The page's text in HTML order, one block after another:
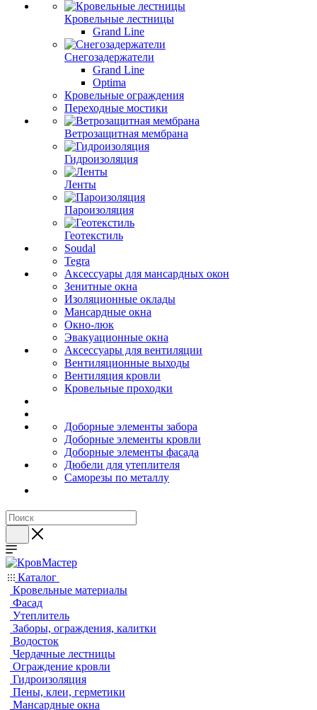
Кровельные лестницы
Grand Line
Снегозадержатели
Grand Line
Optima
Кровельные ограждения
Переходные мостики
Ветрозащитная мембрана
Гидроизоляция
Ленты
Пароизоляция
Геотекстиль
Soudal
Tegra
Аксессуары для мансардных окон
Зенитные окна
Изоляционные оклады
Мансардные окна
Окно-люк
Эвакуационные окна
Аксессуары для вентиляции
Вентиляционные выходы
Вентиляция кровли
Кровельные проходки
Доборные элементы забора
Доборные элементы кровли
Доборные элементы фасада
Дюбели для утеплителя
Саморезы по металлу
Каталог
Кровельные материалы
Фасад
Утеплитель
Заборы, ограждения, калитки
Водосток
Чердачные лестницы
Ограждение кровли
Гидроизоляция
Пены, клеи, герметики
Мансардные окна